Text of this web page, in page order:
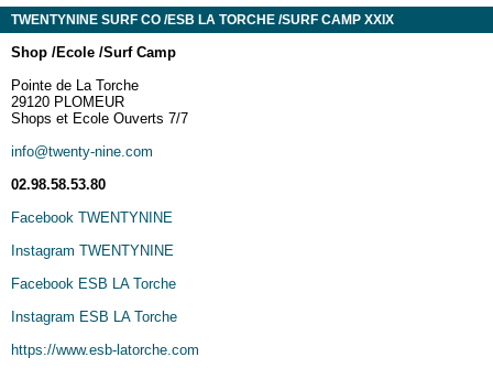
TWENTYNINE SURF CO /ESB LA TORCHE /SURF CAMP XXIX
Shop /Ecole /Surf Camp
Pointe de La Torche
29120 PLOMEUR
Shops et Ecole Ouverts 7/7
info@twenty-nine.com
02.98.58.53.80
Facebook TWENTYNINE
Instagram TWENTYNINE
Facebook ESB LA Torche
Instagram ESB LA Torche
https://www.esb-latorche.com